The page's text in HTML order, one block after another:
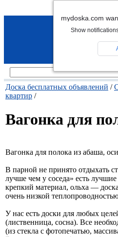
Доска бесплатных объявлений /
квартир /
Вагонка для
Вагонка для полока из абаша,
В парной не принято отдыхать
лучше чем у соседа» есть
крепкий материал, ольха —
очень низкой
У нас есть доски для любых
(лиственница, сосна). Все
(из стекла с фотопечатью,
mydoska.com
Show